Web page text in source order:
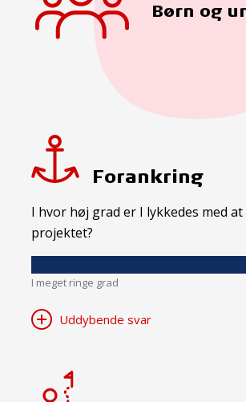
Børn og
Forankring
I hvor høj grad er I lykkedes med
projektet?
I meget ringe grad
Uddybende svar